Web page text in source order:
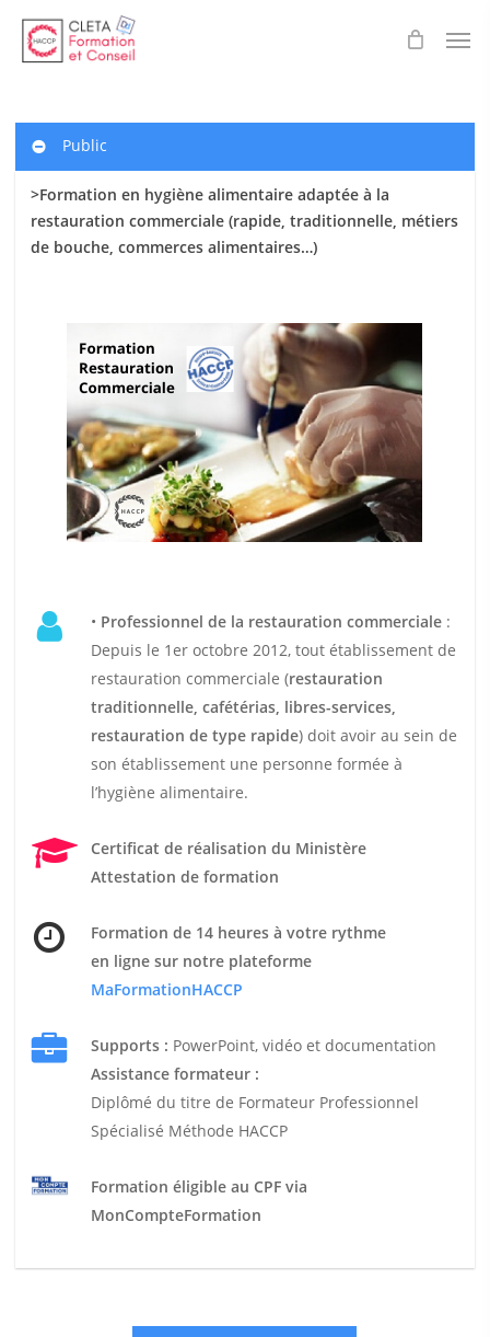
main
Public
>Formation en hygiène alimentaire adaptée à la
restauration commerciale (rapide, traditionnelle, métiers
de bouche, commerces alimentaires…)
• Professionnel de la restauration commerciale:
Depuis le 1er octobre 2012, tout établissement de
restauration commerciale (restauration
traditionnelle, cafétérias, libres-services,
restauration de type rapide) doit avoir au sein de
son établissement une personne formée à
l’hygiène alimentaire.
Certificat de réalisation du Ministère
Attestation de formation
Formation de 14 heures à votre rythme
en ligne sur notre plateforme
MaFormationHACCP
Supports : PowerPoint, vidéo et documentation
Assistance formateur :
Diplômé du titre de Formateur Professionnel
Spécialisé Méthode HACCP
Formation éligible au CPF via
MonCompteFormation